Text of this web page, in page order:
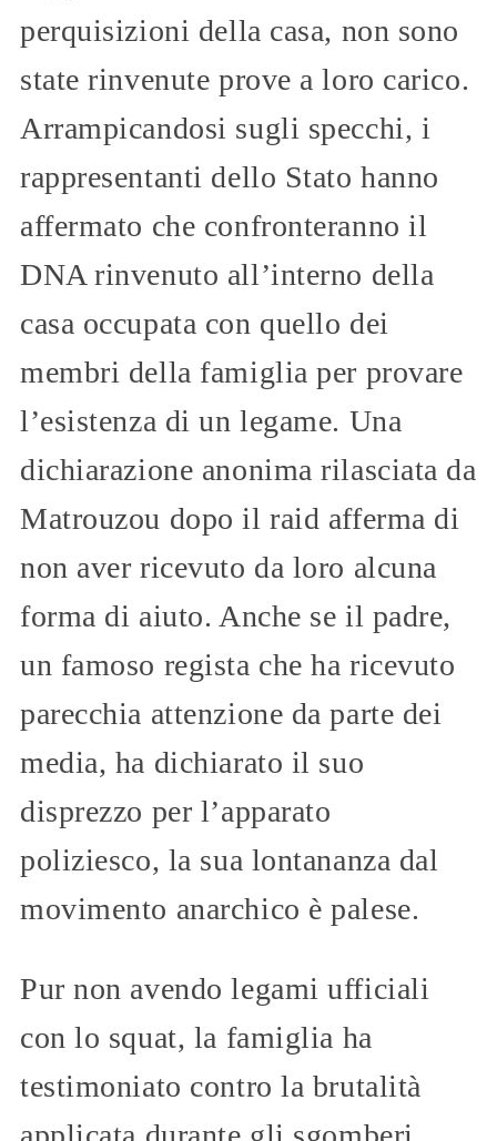
perquisizioni della casa, non sono
state rinvenute prove a loro carico.
Arrampicandosi sugli specchi, i
rappresentanti dello Stato hanno
affermato che confronteranno il
DNA rinvenuto all’interno della
casa occupata con quello dei
membri della famiglia per provare
l’esistenza di un legame. Una
dichiarazione anonima rilasciata da
Matrouzou dopo il raid afferma di
non aver ricevuto da loro alcuna
forma di aiuto. Anche se il padre,
un famoso regista che ha ricevuto
parecchia attenzione da parte dei
media, ha dichiarato il suo
disprezzo per l’apparato
poliziesco, la sua lontananza dal
movimento anarchico è palese.
Pur non avendo legami ufficiali
con lo squat, la famiglia ha
testimoniato contro la brutalità